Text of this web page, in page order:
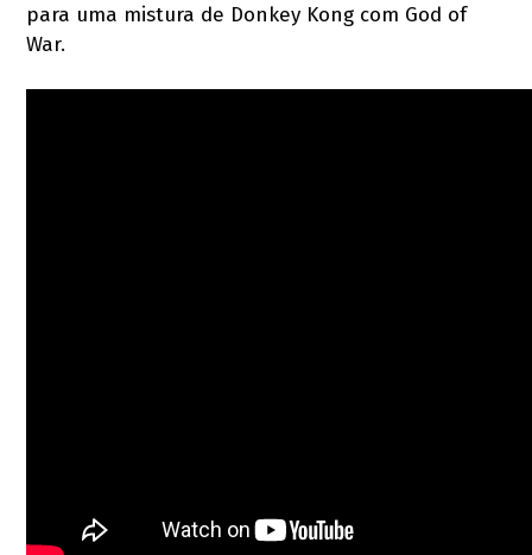
para uma mistura de Donkey Kong com God of
War.